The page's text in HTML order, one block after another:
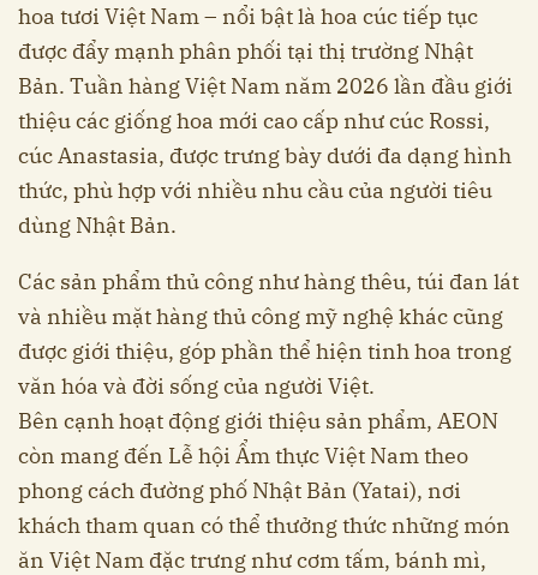
hoa tươi Việt Nam – nổi bật là hoa cúc tiếp tục
được đẩy mạnh phân phối tại thị trường Nhật
Bản. Tuần hàng Việt Nam năm 2026 lần đầu giới
thiệu các giống hoa mới cao cấp như cúc Rossi,
cúc Anastasia, được trưng bày dưới đa dạng hình
thức, phù hợp với nhiều nhu cầu của người tiêu
dùng Nhật Bản.
Các sản phẩm thủ công như hàng thêu, túi đan lát
và nhiều mặt hàng thủ công mỹ nghệ khác cũng
được giới thiệu, góp phần thể hiện tinh hoa trong
văn hóa và đời sống của người Việt.
Bên cạnh hoạt động giới thiệu sản phẩm, AEON
còn mang đến Lễ hội Ẩm thực Việt Nam theo
phong cách đường phố Nhật Bản (Yatai), nơi
khách tham quan có thể thưởng thức những món
ăn Việt Nam đặc trưng như cơm tấm, bánh mì,